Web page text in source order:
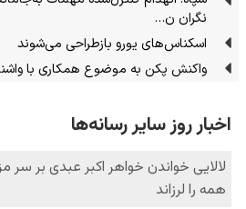
نگران ن…
اسکناس‌های یورو بازطراحی می‌شوند
واکنش پکن به موضوع همکاری با